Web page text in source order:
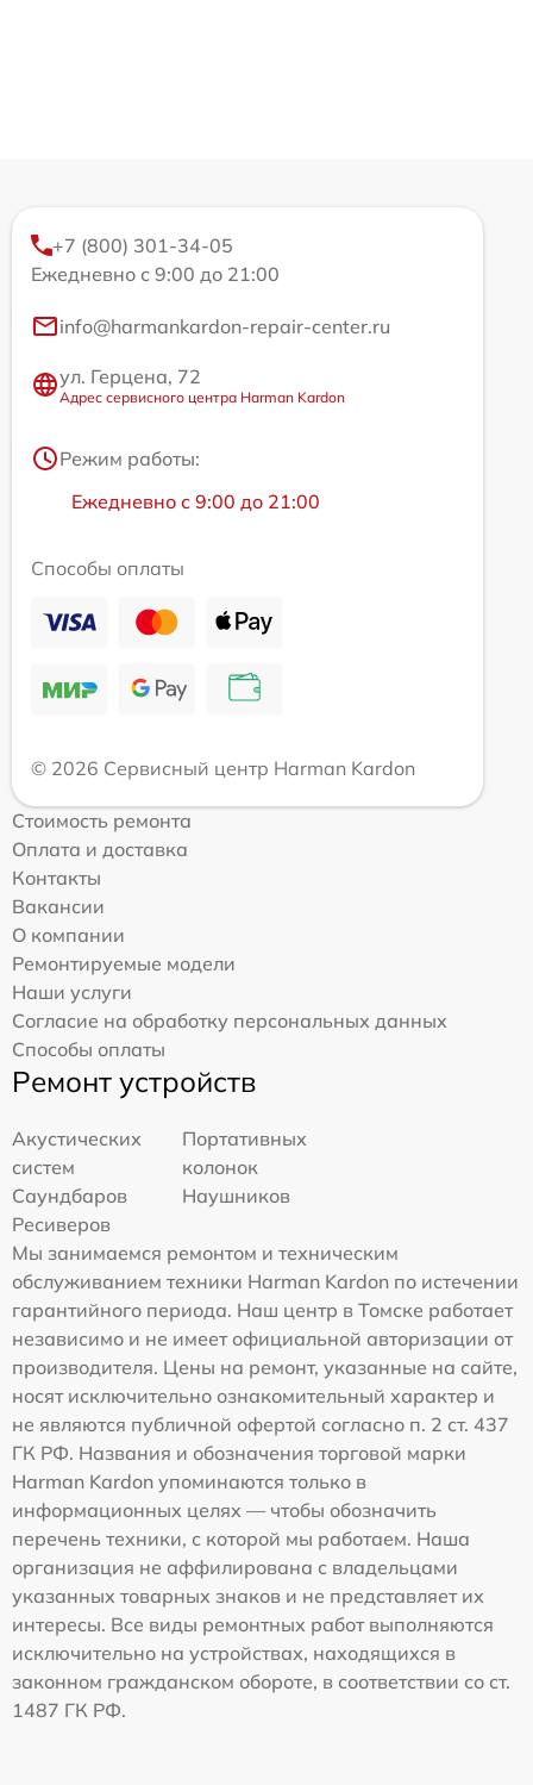
+7 (800) 301-34-05
Ежедневно с 9:00 до 21:00
info@harmankardon-repair-center.ru
ул. Герцена, 72
Адрес сервисного центра Harman Kardon
Режим работы:
Ежедневно с 9:00 до 21:00
Способы оплаты
© 2026 Сервисный центр Harman Kardon
Стоимость ремонта
Оплата и доставка
Контакты
Вакансии
О компании
Ремонтируемые модели
Наши услуги
Согласие на обработку персональных данных
Способы оплаты
Ремонт устройств
Акустических
систем
Портативных
колонок
Саундбаров
Наушников
Ресиверов
Мы занимаемся ремонтом и техническим
обслуживанием техники Harman Kardon по истечении
гарантийного периода. Наш центр в Томске работает
независимо и не имеет официальной авторизации от
производителя. Цены на ремонт, указанные на сайте,
носят исключительно ознакомительный характер и
не являются публичной офертой согласно п. 2 ст. 437
ГК РФ. Названия и обозначения торговой марки
Harman Kardon упоминаются только в
информационных целях — чтобы обозначить
перечень техники, с которой мы работаем. Наша
организация не аффилирована с владельцами
указанных товарных знаков и не представляет их
интересы. Все виды ремонтных работ выполняются
исключительно на устройствах, находящихся в
законном гражданском обороте, в соответствии со ст.
1487 ГК РФ.